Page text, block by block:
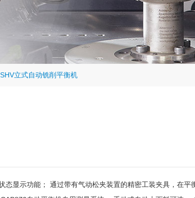
立式自动铣削平衡机
态显示功能； 通过带有气动松夹装置的精密工装夹具，在平